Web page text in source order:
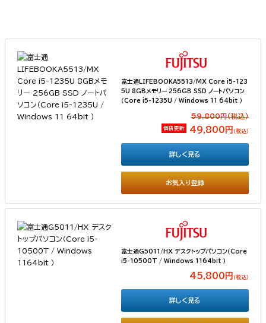
富士通LIFEBOOKA5513/MX Core i5-123
5U 8GBメモリー 256GB SSD ノートパソコン
（Core i5-1235U / Windows 11 64bit ）
59,800円(税込）
価格更新 49,800円 （税込）
お気入り登録
詳しく見る
富士通G5011/HX デスクトップパソコン（Core
i5-10500T / Windows 1164bit ）
45,800円 （税込）
詳しく見る